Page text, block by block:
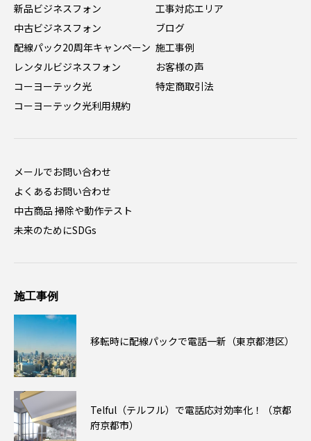
新品ビジネスフォン
中古ビジネスフォン
配線パック20周年キャンペーン
レンタルビジネスフォン
コーヨーテック光
コーヨーテック光利用規約
工事対応エリア
ブログ
施工事例
お客様の声
特定商取引法
メールでお問い合わせ
よくあるお問い合わせ
中古商品 掃除や動作テスト
未来のためにSDGs
施工事例
移転時に配線パックで電話一新（東京都港区）
Telful（テルフル）で電話応対効率化！（京都
府京都市）